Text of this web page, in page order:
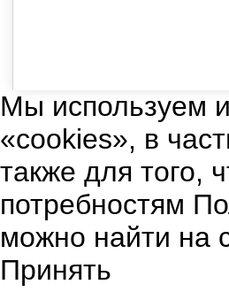
Мы используем
«cookies», в
также для того,
потребностям
можно найти на
Принять